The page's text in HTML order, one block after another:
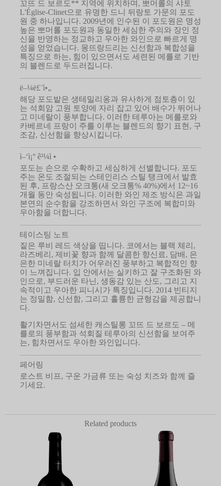
꼬뜨 드 보르도** 지역에 위치하며, 뽀머롤의 샤토
L'Église-Clinet으로 유명한 드니 뒤랑토 가문의 포도
원 중 하나입니다. 2009년에 인수된 이 포도원은 명성
높은 뽀머롤 포도원과 동일한 세심한 주의와 장인 정
신을 반영하는 정교하고 우아한 와인으로 빠르게 명
성을 얻었습니다. 몽뜨랑드리는 신선함과 복합성을
특징으로 하는, 힘이 있으면서도 세련된 메를로 기반
의 블렌드로 두드러집니다.
ë–¼ë£¨ì•„
해당 포도밭은 생테밀리옹과 유사하게 점토층이 있
는 석회암 고원 토양에 자리 잡고 있어 배수가 뛰어나
고 미네랄이 풍부합니다. 이러한 테루아는 메를로와
카베르네 프랑이 주를 이루는 블렌드의 향기 표현, 구
조감, 신선함을 향상시킵니다.
ì–‘ì¡° ê³¼ì •
포도는 손으로 수확하고 세심하게 선별합니다. 포도
주는 온도 조절되는 스테인리스 스틸 탱크에서 발효
된 후, 프랑스산 오크통(새 오크통% 40%)에서 12~16
개월 동안 숙성됩니다. 이러한 와인 제조 방식은 과일
본연의 순수함을 강조하면서 와인 구조에 복합미와
우아함을 더합니다.
테이스팅 노트
짙은 루비 레드 색상을 띱니다. 코에서는 블랙 체리,
라즈베리, 제비꽃 향과 함께 달콤한 향신료, 담배, 은
은한 미네랄 터치가 어우러진 풍부하고 복합적인 향
이 느껴집니다. 입 안에서는 실키하고 잘 구조화된 와
인으로, 부드러운 타닌, 생동감 있는 산도, 그리고 지
속적이고 우아한 피니시가 특징입니다. 2014 빈티지
는 정밀함, 신선함, 그리고 훌륭한 균형감을 제공합니
다.
활기차면서도 섬세한 캐스틸롱 꼬뜨 드 보르도 – 메
를로의 풍부함과 석회질 테루아의 신선함을 보여주
는, 힘차면서도 우아한 와인입니다.
페어링
로스트 비프, 구운 가금류 또는 숙성 치즈와 함께 즐
기세요.
Related products